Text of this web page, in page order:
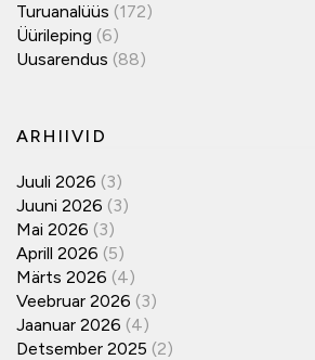
Turuanalüüs (172)
Üürileping (6)
Uusarendus (88)
ARHIIVID
Juuli 2026 (3)
Juuni 2026 (3)
Mai 2026 (3)
Aprill 2026 (5)
Märts 2026 (4)
Veebruar 2026 (3)
Jaanuar 2026 (4)
Detsember 2025 (2)